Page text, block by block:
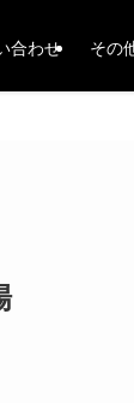
合わせ その